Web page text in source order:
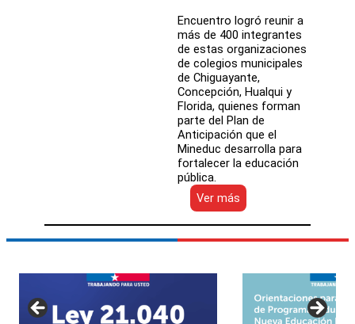
Encuentro logró reunir a
más de 400 integrantes
de estas organizaciones
de colegios municipales
de Chiguayante,
Concepción, Hualqui y
Florida, quienes forman
parte del Plan de
Anticipación que el
Mineduc desarrolla para
fortalecer la educación
pública.
Ver más
Integrantes
de
los
región